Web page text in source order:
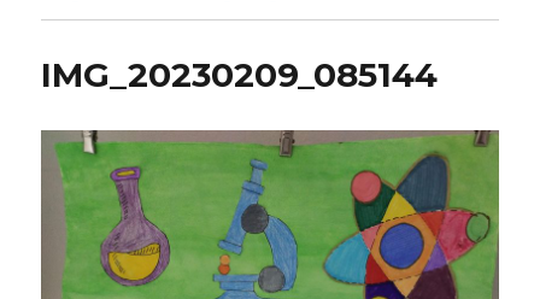
IMG_20230209_085144